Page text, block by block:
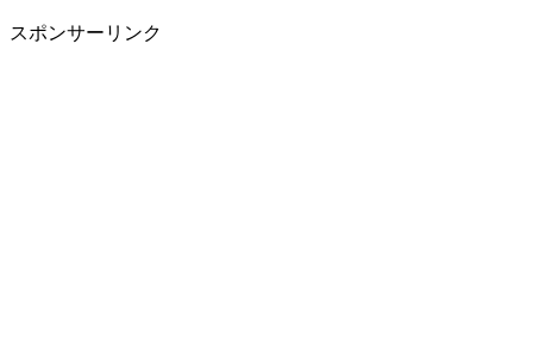
スポンサーリンク